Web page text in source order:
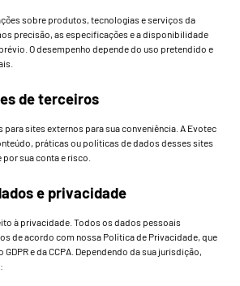
sobre produtos, tecnologias e serviços da
precisão, as especificações e a disponibilidade
O desempenho depende do uso pretendido e
de terceiros
para sites externos para sua conveniência. A Evotec
práticas ou políticas de dados desses sites
sua conta e risco.
e privacidade
à privacidade. Todos os dados pessoais
de acordo com nossa Política de Privacidade, que
e da CCPA. Dependendo da sua jurisdição,